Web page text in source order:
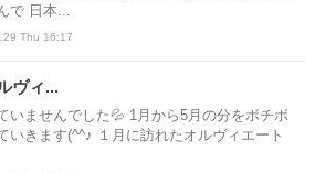
で 日本...
Thu 16:17
ヴィ...
いませんでした💦 1月から5月の分をボチボ
いきます(^^♪ １月に訪れたオルヴィエート